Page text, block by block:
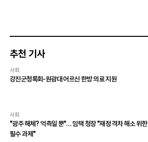
추천 기사
사회
강진군청록회-원광대 어르신 한방 의료 지원
사회
"광주 해체? 억측일 뿐"… 임택 청장 "재정 격차 해소 위한
필수 과제"